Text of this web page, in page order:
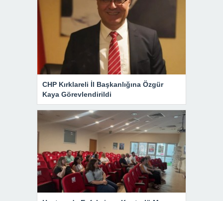
CHP Kırklareli İl Başkanlığına Özgür
Kaya Görevlendirildi